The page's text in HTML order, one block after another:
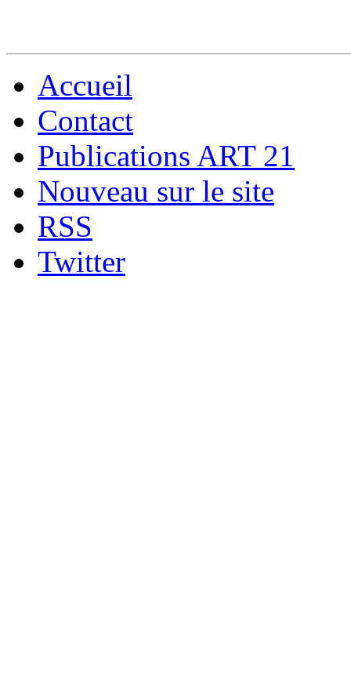
Accueil
Contact
Publications ART 21
Nouveau sur le site
RSS
Twitter